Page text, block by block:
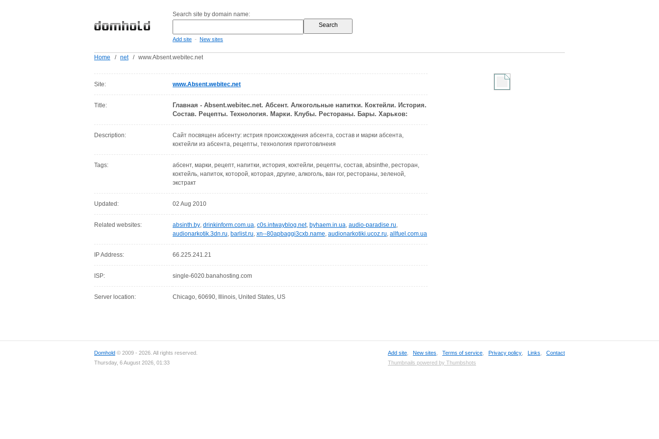
Search site by domain name:
Add site - New sites
Home / net / www.Absent.webitec.net
Site: www.Absent.webitec.net
Title:
Главная - Absent.webitec.net. Абсент. Алкогольные напитки. Коктейли. История.
Состав. Рецепты. Технология. Марки. Клубы. Рестораны. Бары. Харьков:
Description:
Сайт посвящен абсенту: истрия происхождения абсента, состав и марки абсента,
коктейли из абсента, рецепты, технология приготовлнеия
Tags:
абсент, марки, рецепт, напитки, история, коктейли, рецепты, состав, absinthe, ресторан,
коктейль, напиток, которой, которая, другие, алкоголь, ван гог, рестораны, зеленой,
экстракт
Updated: 02 Aug 2010
Related websites: absinth.by, drinkinform.com.ua, c0s.intwayblog.net, byhaem.in.ua, audio-paradise.ru,
audionarkotik.3dn.ru, barlist.ru, xn--80apbaggi3cxb.name, audionarkotiki.ucoz.ru, allfuel.com.ua
IP Address: 66.225.241.21
ISP: single-6020.banahosting.com
Server location: Chicago, 60690, Illinois, United States, US
Domhold © 2009 - 2026. All rights reserved.
Thursday, 6 August 2026, 01:33
Add site New sites Terms of service Privacy policy Links
Contact
Thumbnails powered by Thumbshots